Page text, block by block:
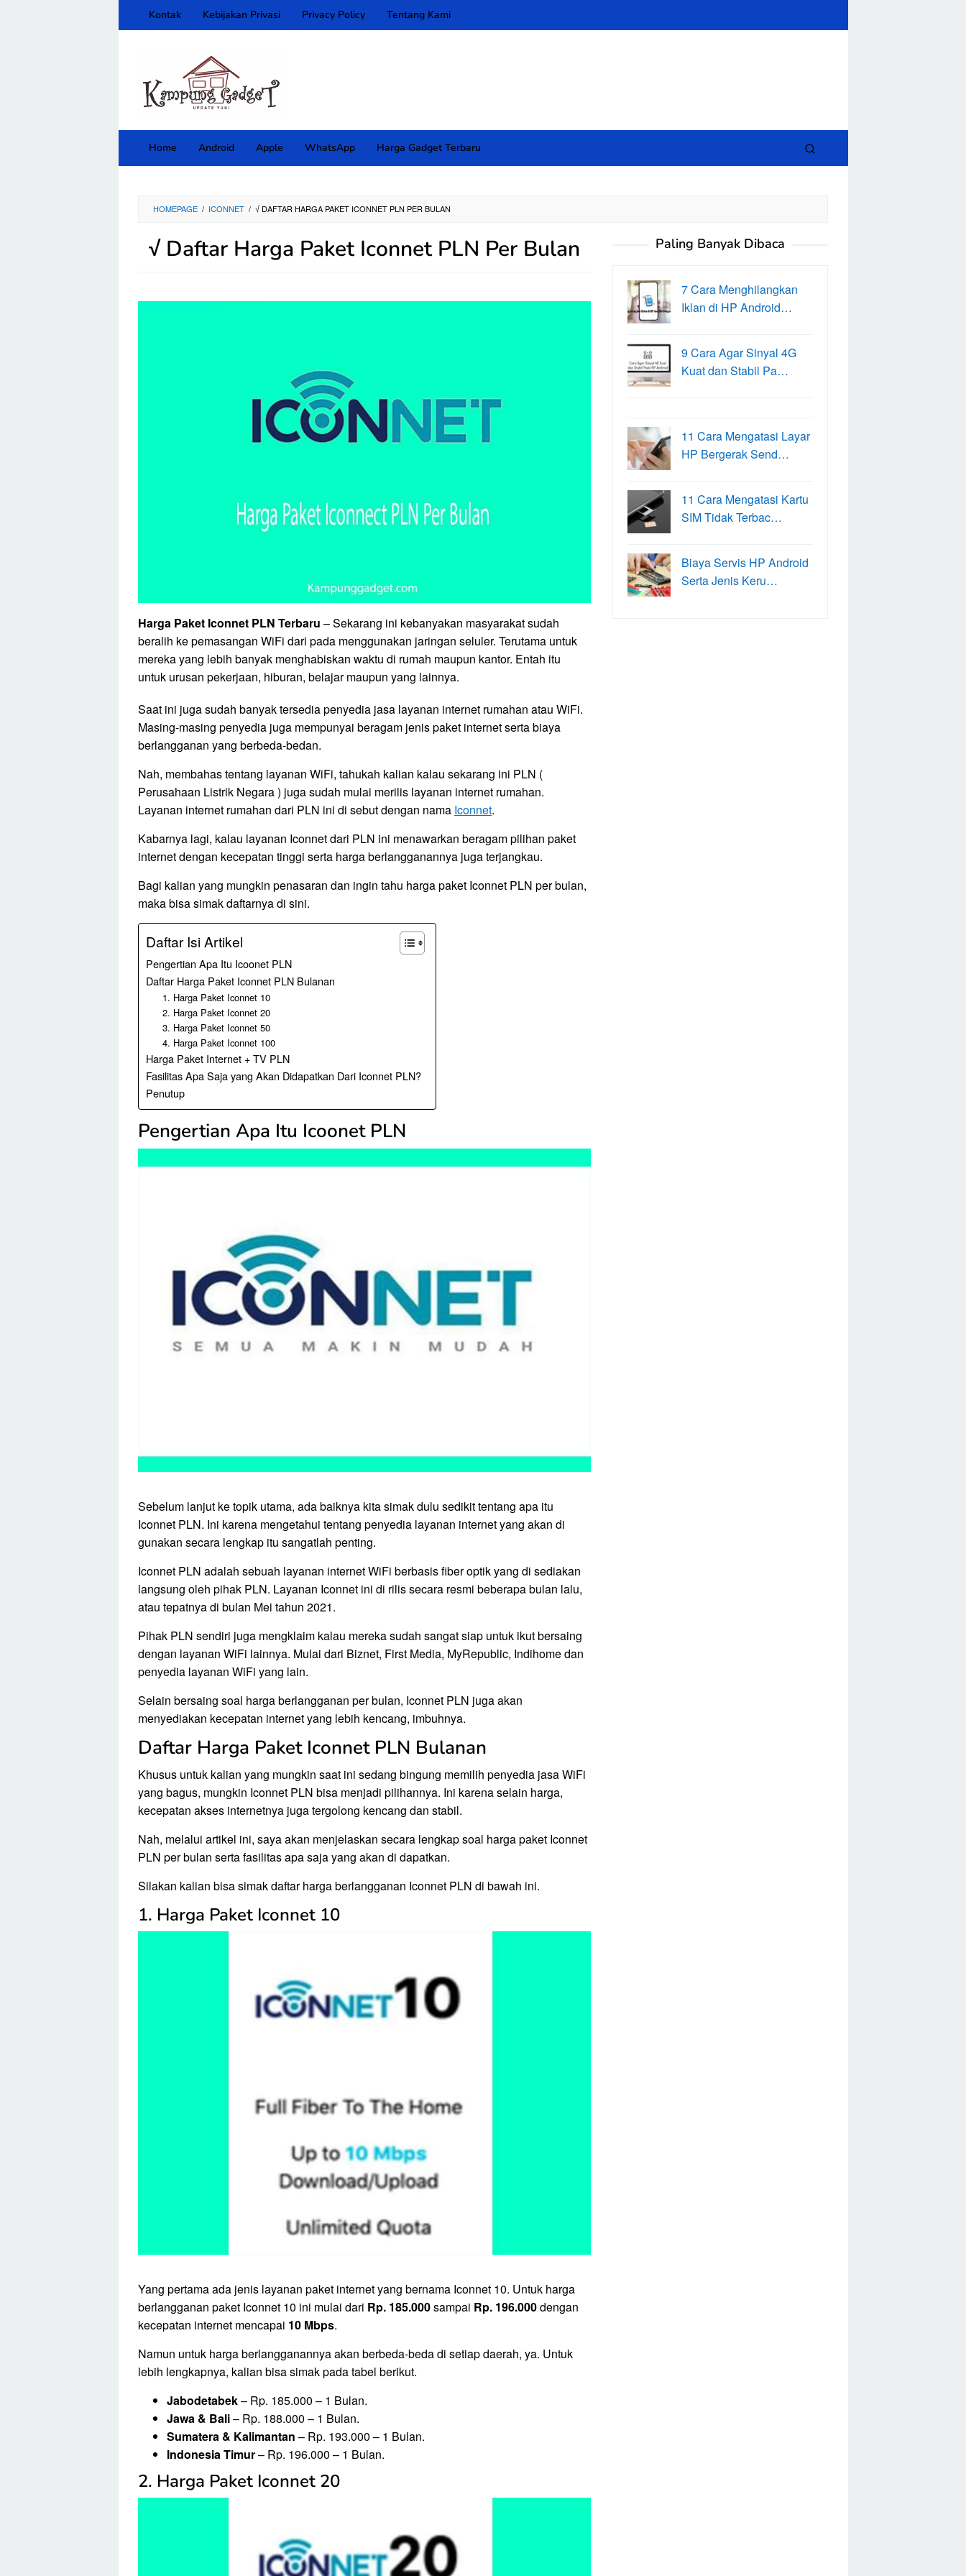
to
Kontak Kebijakan Privasi Privacy Policy Tentang Kami
Home Android Apple WhatsApp Harga Gadget Terbaru
HOMEPAGE / ICONNET / √ DAFTAR HARGA PAKET ICONNET PLN PER BULAN
√ Daftar Harga Paket Iconnet PLN Per Bulan
Harga Paket Iconnet PLN Terbaru – Sekarang ini kebanyakan masyarakat sudah
beralih ke pemasangan WiFi dari pada menggunakan jaringan seluler. Terutama untuk
mereka yang lebih banyak menghabiskan waktu di rumah maupun kantor. Entah itu
untuk urusan pekerjaan, hiburan, belajar maupun yang lainnya.
Saat ini juga sudah banyak tersedia penyedia jasa layanan internet rumahan atau WiFi.
Masing-masing penyedia juga mempunyai beragam jenis paket internet serta biaya
berlangganan yang berbeda-bedan.
Nah, membahas tentang layanan WiFi, tahukah kalian kalau sekarang ini PLN (
Perusahaan Listrik Negara ) juga sudah mulai merilis layanan internet rumahan.
Layanan internet rumahan dari PLN ini di sebut dengan nama Iconnet.
Kabarnya lagi, kalau layanan Iconnet dari PLN ini menawarkan beragam pilihan paket
internet dengan kecepatan tinggi serta harga berlangganannya juga terjangkau.
Bagi kalian yang mungkin penasaran dan ingin tahu harga paket Iconnet PLN per bulan,
maka bisa simak daftarnya di sini.
Daftar Isi Artikel
Pengertian Apa Itu Icoonet PLN
Daftar Harga Paket Iconnet PLN Bulanan
1. Harga Paket Iconnet 10
2. Harga Paket Iconnet 20
3. Harga Paket Iconnet 50
4. Harga Paket Iconnet 100
Harga Paket Internet + TV PLN
Fasilitas Apa Saja yang Akan Didapatkan Dari Iconnet PLN?
Penutup
Pengertian Apa Itu Icoonet PLN
Sebelum lanjut ke topik utama, ada baiknya kita simak dulu sedikit tentang apa itu
Iconnet PLN. Ini karena mengetahui tentang penyedia layanan internet yang akan di
gunakan secara lengkap itu sangatlah penting.
Iconnet PLN adalah sebuah layanan internet WiFi berbasis fiber optik yang di sediakan
langsung oleh pihak PLN. Layanan Iconnet ini di rilis secara resmi beberapa bulan lalu,
atau tepatnya di bulan Mei tahun 2021.
Pihak PLN sendiri juga mengklaim kalau mereka sudah sangat siap untuk ikut bersaing
dengan layanan WiFi lainnya. Mulai dari Biznet, First Media, MyRepublic, Indihome dan
penyedia layanan WiFi yang lain.
Selain bersaing soal harga berlangganan per bulan, Iconnet PLN juga akan
menyediakan kecepatan internet yang lebih kencang, imbuhnya.
Daftar Harga Paket Iconnet PLN Bulanan
Khusus untuk kalian yang mungkin saat ini sedang bingung memilih penyedia jasa WiFi
yang bagus, mungkin Iconnet PLN bisa menjadi pilihannya. Ini karena selain harga,
kecepatan akses internetnya juga tergolong kencang dan stabil.
Nah, melalui artikel ini, saya akan menjelaskan secara lengkap soal harga paket Iconnet
PLN per bulan serta fasilitas apa saja yang akan di dapatkan.
Silakan kalian bisa simak daftar harga berlangganan Iconnet PLN di bawah ini.
1. Harga Paket Iconnet 10
Yang pertama ada jenis layanan paket internet yang bernama Iconnet 10. Untuk harga
berlangganan paket Iconnet 10 ini mulai dari Rp. 185.000sampai Rp. 196.000dengan
kecepatan internet mencapai 10 Mbps.
Namun untuk harga berlangganannya akan berbeda-beda di setiap daerah, ya. Untuk
lebih lengkapnya, kalian bisa simak pada tabel berikut.
Jabodetabek– Rp. 185.000 – 1 Bulan.
Jawa & Bali– Rp. 188.000 – 1 Bulan.
Sumatera & Kalimantan – Rp. 193.000 – 1 Bulan.
Indonesia Timur– Rp. 196.000 – 1 Bulan.
2. Harga Paket Iconnet 20
Paling Banyak Dibaca
7 Cara Menghilangkan
Iklan di HP Android…
9 Cara Agar Sinyal 4G
Kuat dan Stabil Pa…
11 Cara Mengatasi Layar
HP Bergerak Send…
11 Cara Mengatasi Kartu
SIM Tidak Terbac…
Biaya Servis HP Android
Serta Jenis Keru…